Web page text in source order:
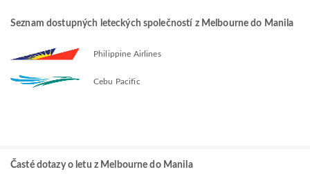
Seznam dostupných leteckých společností z Melbourne do Manila
Philippine Airlines
Cebu Pacific
Časté dotazy o letu z Melbourne do Manila